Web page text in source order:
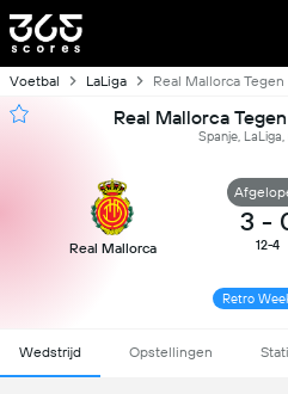
Voetbal LaLiga Real Mallorca
Real Mallorca
Spanje, LaLiga,
Real Mallorca
3 -
12-4
Retro
Wedstrijd Opstellingen